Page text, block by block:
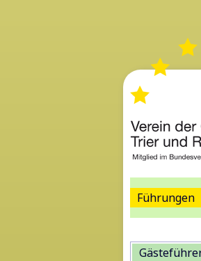
Führungen